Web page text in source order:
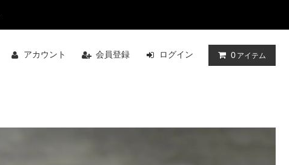
アカウント 会員登録 ログイン 0 アイテム